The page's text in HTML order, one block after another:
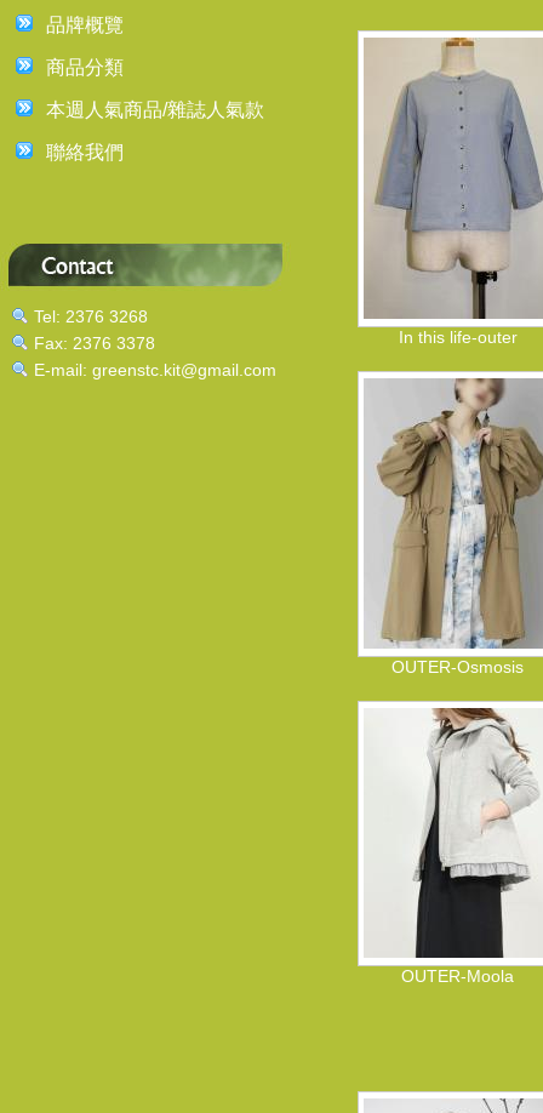
品牌概覽
商品分類
本週人氣商品/雜誌人氣款
聯絡我們
Tel: 2376 3268
Fax: 2376 3378
E-mail: greenstc.kit@gmail.com
In this life-outer
OUTER-Osmosis
OUTER-Moola